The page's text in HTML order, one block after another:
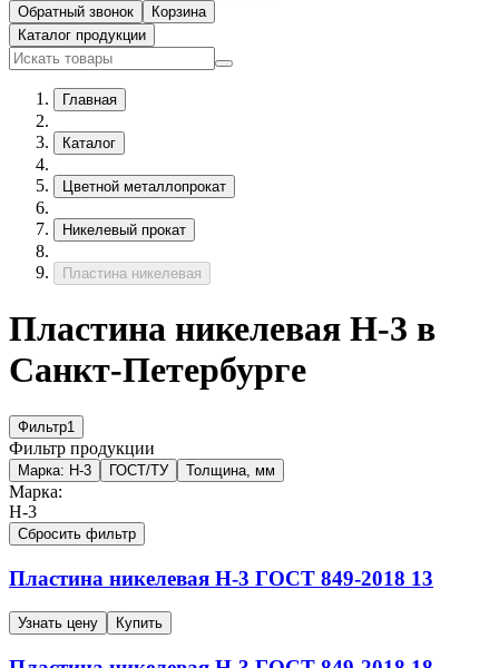
Обратный звонок
Корзина
Каталог продукции
Главная
Каталог
Цветной металлопрокат
Никелевый прокат
Пластина никелевая
Пластина никелевая Н-3 в
Санкт-Петербурге
Фильтр1
Фильтр продукции
Марка: Н-3 ГОСТ/ТУ Толщина, мм
Марка:
Н-3
Сбросить фильтр
Пластина никелевая Н-3 ГОСТ 849-2018 13
Узнать цену Купить